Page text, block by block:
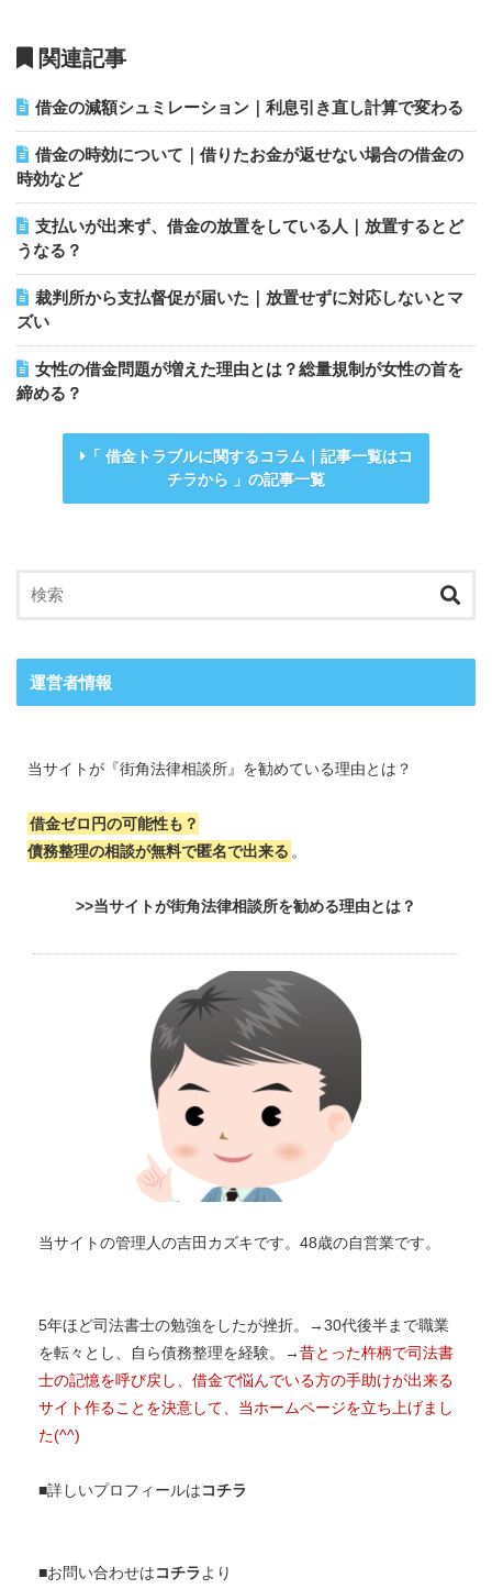
借金の減額シュミレーション｜利息引き直し計算で変わる
借金の時効について｜借りたお金が返せない場合の借金の
時効など
支払いが出来ず、借金の放置をしている人｜放置するとど
うなる？
裁判所から支払督促が届いた｜放置せずに対応しないとマ
ズい
女性の借金問題が増えた理由とは？総量規制が女性の首を
締める？
借金トラブルに関するコラム｜記事一覧はコ
チラから
運営者情報
当サイトが『街角法律相談所』を勧めている理由とは？
借金ゼロ円の可能性も？
債務整理の相談が無料で匿名で出来る 。
>>当サイトが街角法律相談所を勧める理由とは？
当サイトの管理人の吉田カズキです。48歳の自営業です。
5年ほど司法書士の勉強をしたが挫折。→30代後半まで職業
を転々とし、自ら債務整理を経験。→昔とった杵柄で司法書
士の記憶を呼び戻し、借金で悩んでいる方の手助けが出来る
サイト作ることを決意して、当ホームページを立ち上げまし
た(^^)
■詳しいプロフィールはコチラ
■お問い合わせはコチラ より